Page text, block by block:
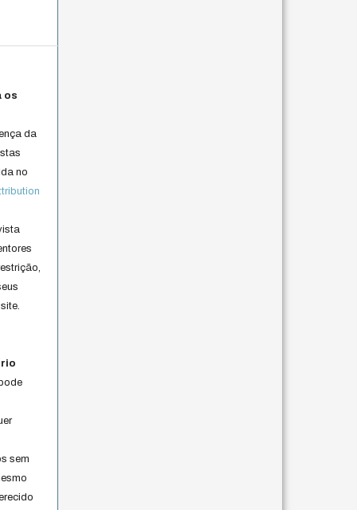
os
da
no
sem